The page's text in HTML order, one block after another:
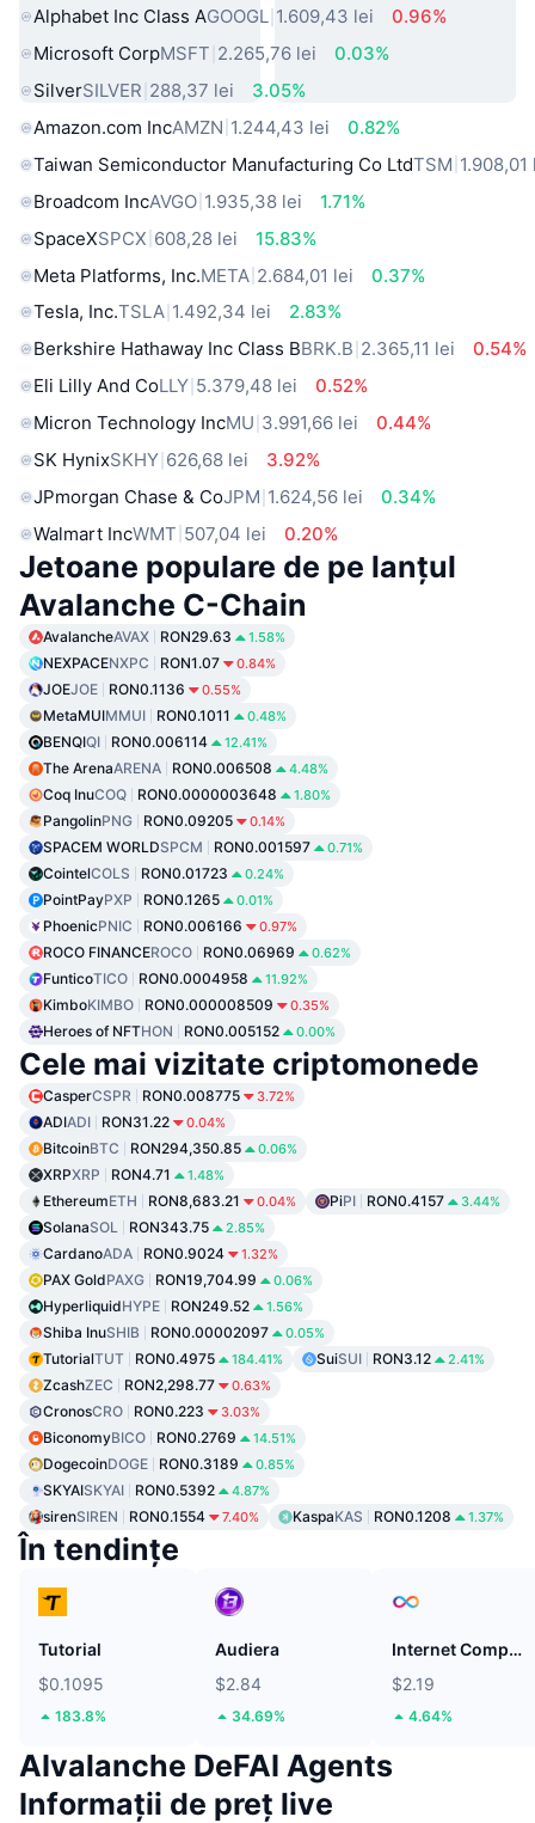
Alphabet Inc Class AGOOGL 1.609,43 lei
0.96%
Microsoft CorpMSFT 2.265,76 lei
0.03%
SilverSILVER 288,37 lei
3.05%
Amazon.com IncAMZN 1.244,43 lei
0.82%
Taiwan Semiconductor Manufacturing Co LtdTSM 1.908,01
Broadcom IncAVGO 1.935,38 lei
1.71%
SpaceXSPCX 608,28 lei
15.83%
Meta Platforms, Inc.META 2.684,01 lei
0.37%
Tesla, Inc.TSLA 1.492,34 lei
2.83%
Berkshire Hathaway Inc Class BBRK.B 2.365,11 lei
0.54%
Eli Lilly And CoLLY 5.379,48 lei
0.52%
Micron Technology IncMU 3.991,66 lei
0.44%
SK HynixSKHY 626,68 lei
3.92%
JPmorgan Chase & CoJPM 1.624,56 lei
0.34%
Walmart IncWMT 507,04 lei 0.20%
Jetoane populare de pe lanțul
Avalanche C-Chain
AvalancheAVAX RON29.63 1.58%
NEXPACENXPC RON1.07 0.84%
JOEJOE RON0.1136 0.55%
MetaMUIMMUI RON0.1011 0.48%
BENQIQI RON0.006114 12.41%
The ArenaARENA RON0.006508 4.48%
Coq InuCOQ RON0.0000003648 1.80%
PangolinPNG RON0.09205 0.14%
SPACEM WORLDSPCM RON0.001597 0.71%
CointelCOLS RON0.01723 0.24%
PointPayPXP RON0.1265 0.01%
PhoenicPNIC RON0.006166 0.97%
ROCO FINANCEROCO RON0.06969 0.62%
FunticoTICO RON0.0004958 11.92%
KimboKIMBO RON0.000008509 0.35%
Heroes of NFTHON RON0.005152 0.00%
Cele mai vizitate criptomonede
CasperCSPR RON0.008775 3.72%
ADIADI RON31.22 0.04%
BitcoinBTC RON294,350.85 0.06%
XRPXRP RON4.71 1.48%
EthereumETH RON8,683.21 0.04% PiPI RON0.4157 3.44%
SolanaSOL RON343.75 2.85%
CardanoADA RON0.9024 1.32%
PAX GoldPAXG RON19,704.99 0.06%
HyperliquidHYPE RON249.52 1.56%
Shiba InuSHIB RON0.00002097 0.05%
TutorialTUT RON0.4975 184.41% SuiSUI RON3.12 2.41%
ZcashZEC RON2,298.77 0.63%
CronosCRO RON0.223 3.03%
BiconomyBICO RON0.2769 14.51%
DogecoinDOGE RON0.3189 0.85%
SKYAISKYAI RON0.5392 4.87%
sirenSIREN RON0.1554 7.40% KaspaKAS RON0.1208 1.37%
În tendințe
Tutorial
$0.1095
183.8%
Audiera
$2.84
34.69%
Internet Computer
$2.19
4.64%
AIvalanche DeFAI Agents
Informații de preț live